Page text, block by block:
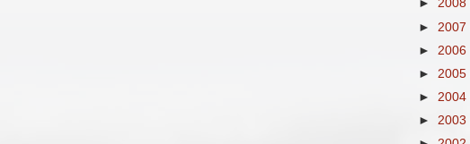
► 2008
► 2007
► 2006
► 2005
► 2004
► 2003